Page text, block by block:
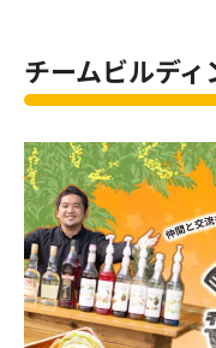
チームビルデ